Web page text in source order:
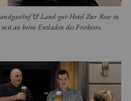
& Land-gut-Hotel Zur Rose in
an beim Entladen des Freibiers.